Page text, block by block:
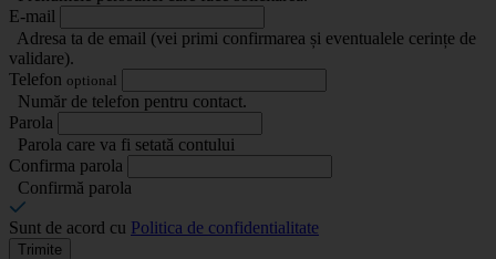
E-mail
Adresa ta de email (vei primi confirmarea și eventualele cerințe de
validare).
Telefon optional
Număr de telefon pentru contact.
Parola
Parola care va fi setată contului
Confirma parola
Confirmă parola
Sunt de acord cu Politica de confidentialitate
Trimite